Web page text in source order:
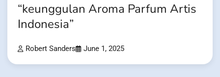
“keunggulan Aroma Parfum Artis
Indonesia”
Robert Sanders June 1, 2025